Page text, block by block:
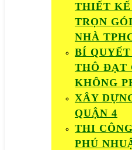
THIẾT
TRỌN
NHÀ
BÍ
THÔ ĐẠT
KHÔNG
XÂY
QUẬN 4
THI
PHÚ